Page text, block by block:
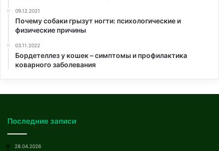
09.12.2021
Почему собаки грызут ногти: психологические и
физические причины
03.11.2022
Бордетеллез у кошек – симптомы и профилактика
коварного заболевания
Последние записи
28.04.2026